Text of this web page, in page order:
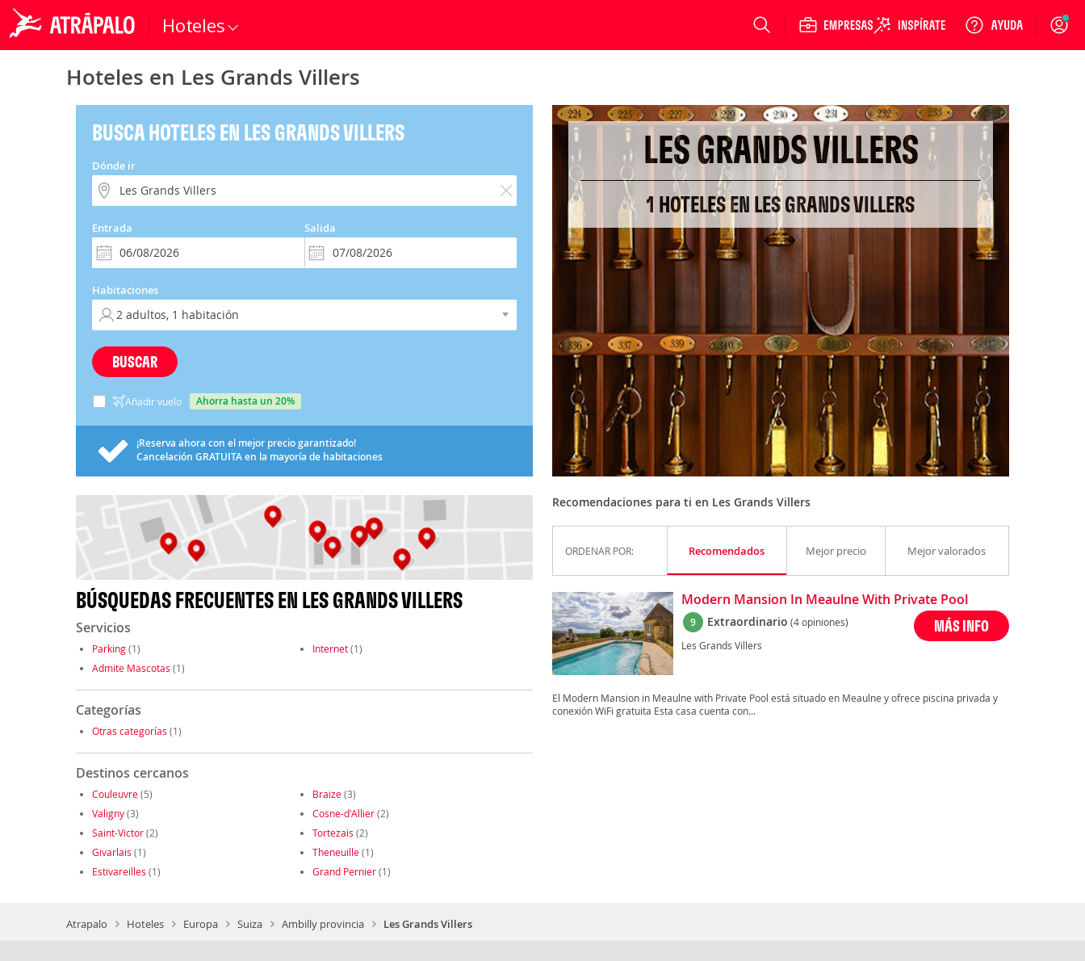
Hoteles Login
Hoteles en Les Grands Villers
BUSCA HOTELES EN LES GRANDS VILLERS
Dónde ir
Entrada Salida
Habitaciones
BUSCAR
Añadir vuelo ahorra hasta un 20%
¡Reserva ahora con el mejor precio garantizado!
Cancelación GRATUITAen la mayoría de habitaciones
BÚSQUEDAS FRECUENTES EN LES GRANDS VILLERS
Servicios
Parking(1) Internet(1)
Admite Mascotas (1)
Categorías
Otras categorías (1)
Destinos cercanos
Couleuvre(5) Braize(3)
Valigny(3) Cosne-d'Allier(2)
Saint-Victor(2) Tortezais (2)
Givarlais (1) Theneuille(1)
Estivareilles (1) Grand Pernier(1)
LES GRANDS VILLERS
1 HOTELES EN LES GRANDS VILLERS
Recomendaciones para ti en Les Grands Villers
ORDENAR POR: Recomendados Mejor precio Mejor valorados
Modern Mansion In Meaulne With Private Pool
9 Extraordinario (4 opiniones)
Les Grands Villers
MÁS INFO
El Modern Mansion in Meaulne with Private Pool está situado en Meaulne y ofrece piscina privada y
conexión WiFi gratuita Esta casa cuenta con...
Atrapalo Hoteles Europa Suiza Ambilly provincia Les Grands Villers